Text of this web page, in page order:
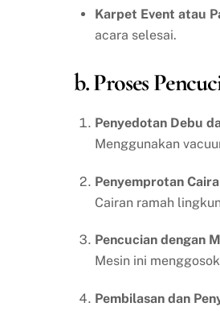
Karpet Event atau
acara selesai.
b. Proses
Penyedotan Debu
Menggunakan
Penyemprotan
Cairan ramah
Pencucian dengan
Mesin ini
Pembilasan dan